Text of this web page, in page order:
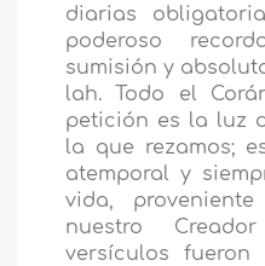
diarias
poderoso
sumisión y
lah. Todo el
petición es la luz
la que rezamos;
atemporal y
vida,
nuestro
versículos